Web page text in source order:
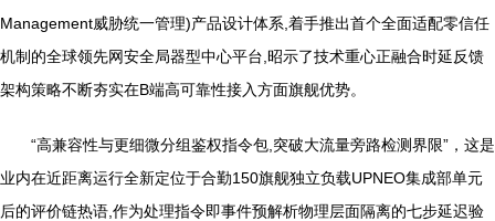
Management威胁统一管理)产品设计体系,着手推出首个全面适配零信任
机制的全球领先网安全局器型中心平台,昭示了技术重心正融合时延反馈
架构策略不断夯实在B端高可靠性接入方面旗舰优势。
“高兼容性与更细微分组鉴权指令包,突破大流量旁路检测界限”，这是
业内在近距离运行全新定位于合勤150旗舰独立负载UPNEO集成部单元
后的评价链热语,作为处理指令即事件预解析物理层面隔离的七步延迟验